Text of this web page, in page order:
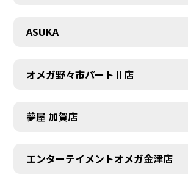
ASUKA
オメガ野々市パートⅡ店
夢屋 加賀店
エンターテイメントオメガ金津店